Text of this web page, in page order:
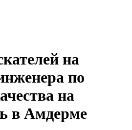
на
по
на
в Амдерме